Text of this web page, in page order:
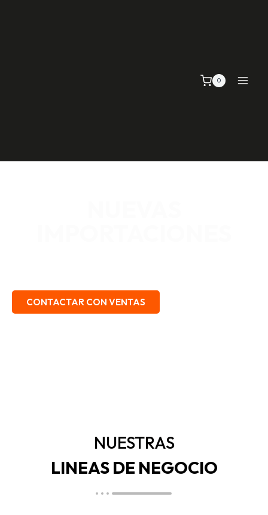
0
CONTACTAR CON VENTAS
NUESTRAS
LINEAS DE NEGOCIO